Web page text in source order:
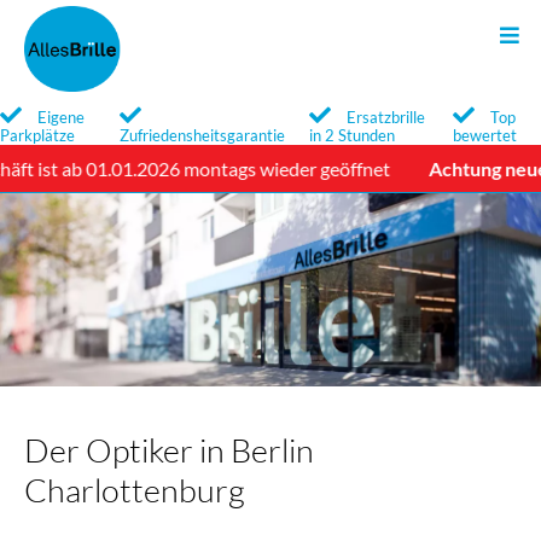
Eigene
Parkplätze
Zufriedensheitsgarantie
Ersatzbrille
in 2 Stunden
Top
bewertet
ab 01.01.2026 montags wieder geöffnet Achtung neue
Der Optiker in Berlin
Charlottenburg
Qualität
Service
Marken
Brillengläser
Qualität
Service
Marken
Optische Sonnenbrillen
Newsletter